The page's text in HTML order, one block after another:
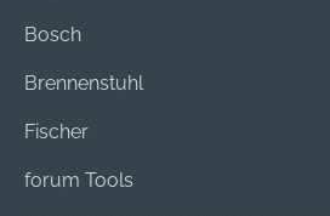
Bosch
Brennenstuhl
Fischer
forum Tools